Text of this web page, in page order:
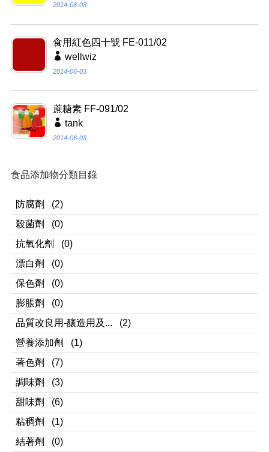
2014-06-03
食用紅色四十號 FE-011/02
wellwiz
2014-06-03
蔗糖素 FF-091/02
tank
2014-06-03
食品添加物分類目錄
防腐劑
(2)
殺菌劑
(0)
抗氧化劑
(0)
漂白劑
(0)
保色劑
(0)
膨脹劑
(0)
品質改良用-釀造用及...
(2)
營養添加劑
(1)
著色劑
(7)
調味劑
(3)
甜味劑
(6)
粘稠劑
(1)
結著劑
(0)